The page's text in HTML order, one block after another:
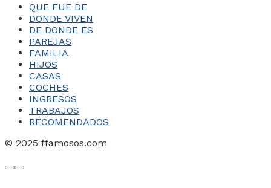
QUE FUE DE
DONDE VIVEN
DE DONDE ES
PAREJAS
FAMILIA
HIJOS
CASAS
COCHES
INGRESOS
TRABAJOS
RECOMENDADOS
© 2025 ffamosos.com